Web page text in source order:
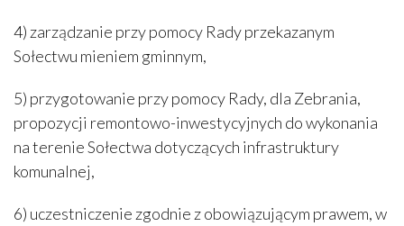
4) zarządzanie przy pomocy Rady przekazanym
Sołectwu mieniem gminnym,
5) przygotowanie przy pomocy Rady, dla Zebrania,
propozycji remontowo-inwestycyjnych do wykonania
na terenie Sołectwa dotyczących infrastruktury
komunalnej,
6) uczestniczenie zgodnie z obowiązującym prawem, w